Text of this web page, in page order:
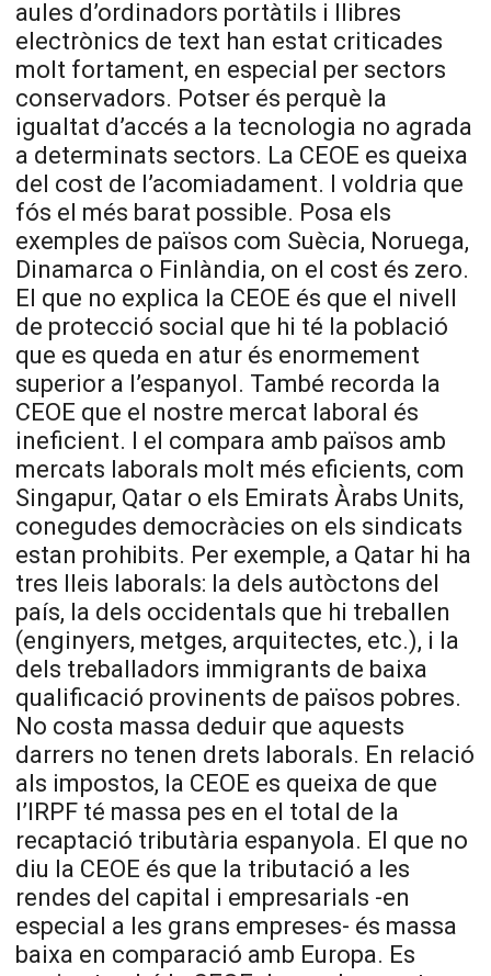
aules d’ordinadors portàtils i llibres
electrònics de text han estat criticades
molt fortament, en especial per sectors
conservadors. Potser és perquè la
igualtat d’accés a la tecnologia no agrada
a determinats sectors. La CEOE es queixa
del cost de l’acomiadament. I voldria que
fós el més barat possible. Posa els
exemples de països com Suècia, Noruega,
Dinamarca o Finlàndia, on el cost és zero.
El que no explica la CEOE és que el nivell
de protecció social que hi té la població
que es queda en atur és enormement
superior a l’espanyol. També recorda la
CEOE que el nostre mercat laboral és
ineficient. I el compara amb països amb
mercats laborals molt més eficients, com
Singapur, Qatar o els Emirats Àrabs Units,
conegudes democràcies on els sindicats
estan prohibits. Per exemple, a Qatar hi ha
tres lleis laborals: la dels autòctons del
país, la dels occidentals que hi treballen
(enginyers, metges, arquitectes, etc.), i la
dels treballadors immigrants de baixa
qualificació provinents de països pobres.
No costa massa deduir que aquests
darrers no tenen drets laborals. En relació
als impostos, la CEOE es queixa de que
l’IRPF té massa pes en el total de la
recaptació tributària espanyola. El que no
diu la CEOE és que la tributació a les
rendes del capital i empresarials -en
especial a les grans empreses- és massa
baixa en comparació amb Europa. Es